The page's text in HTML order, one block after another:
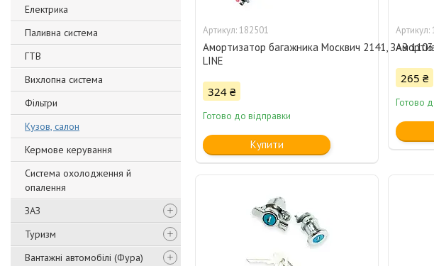
Електрика
Паливна система
ГТВ
Вихлопна система
Фільтри
Кузов, салон
Кермове керування
Система охолодження й
опалення
ЗАЗ
Туризм
Вантажні автомобілі (Фура)
182501
Амортизатор багажника Москвич 2141, ЗАЗ
LINE
324 ₴
Готово до відправки
Купити
265 ₴
Готово